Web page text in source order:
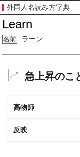
外国人名読み方字典
Learn
名前 ラーン
急上昇のこ
高物師
反映